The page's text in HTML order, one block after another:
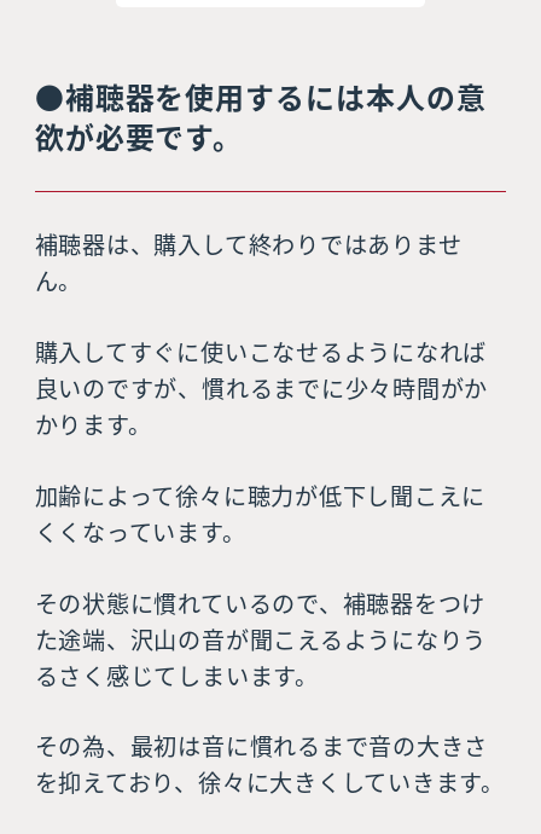
●補聴器を使用するには本人の意
欲が必要です。
補聴器は、購入して終わりではありませ
ん。
購入してすぐに使いこなせるようになれば
良いのですが、慣れるまでに少々時間がか
かります。
加齢によって徐々に聴力が低下し聞こえに
くくなっています。
その状態に慣れているので、補聴器をつけ
た途端、沢山の音が聞こえるようになりう
るさく感じてしまいます。
その為、最初は音に慣れるまで音の大きさ
を抑えており、徐々に大きくしていきます。